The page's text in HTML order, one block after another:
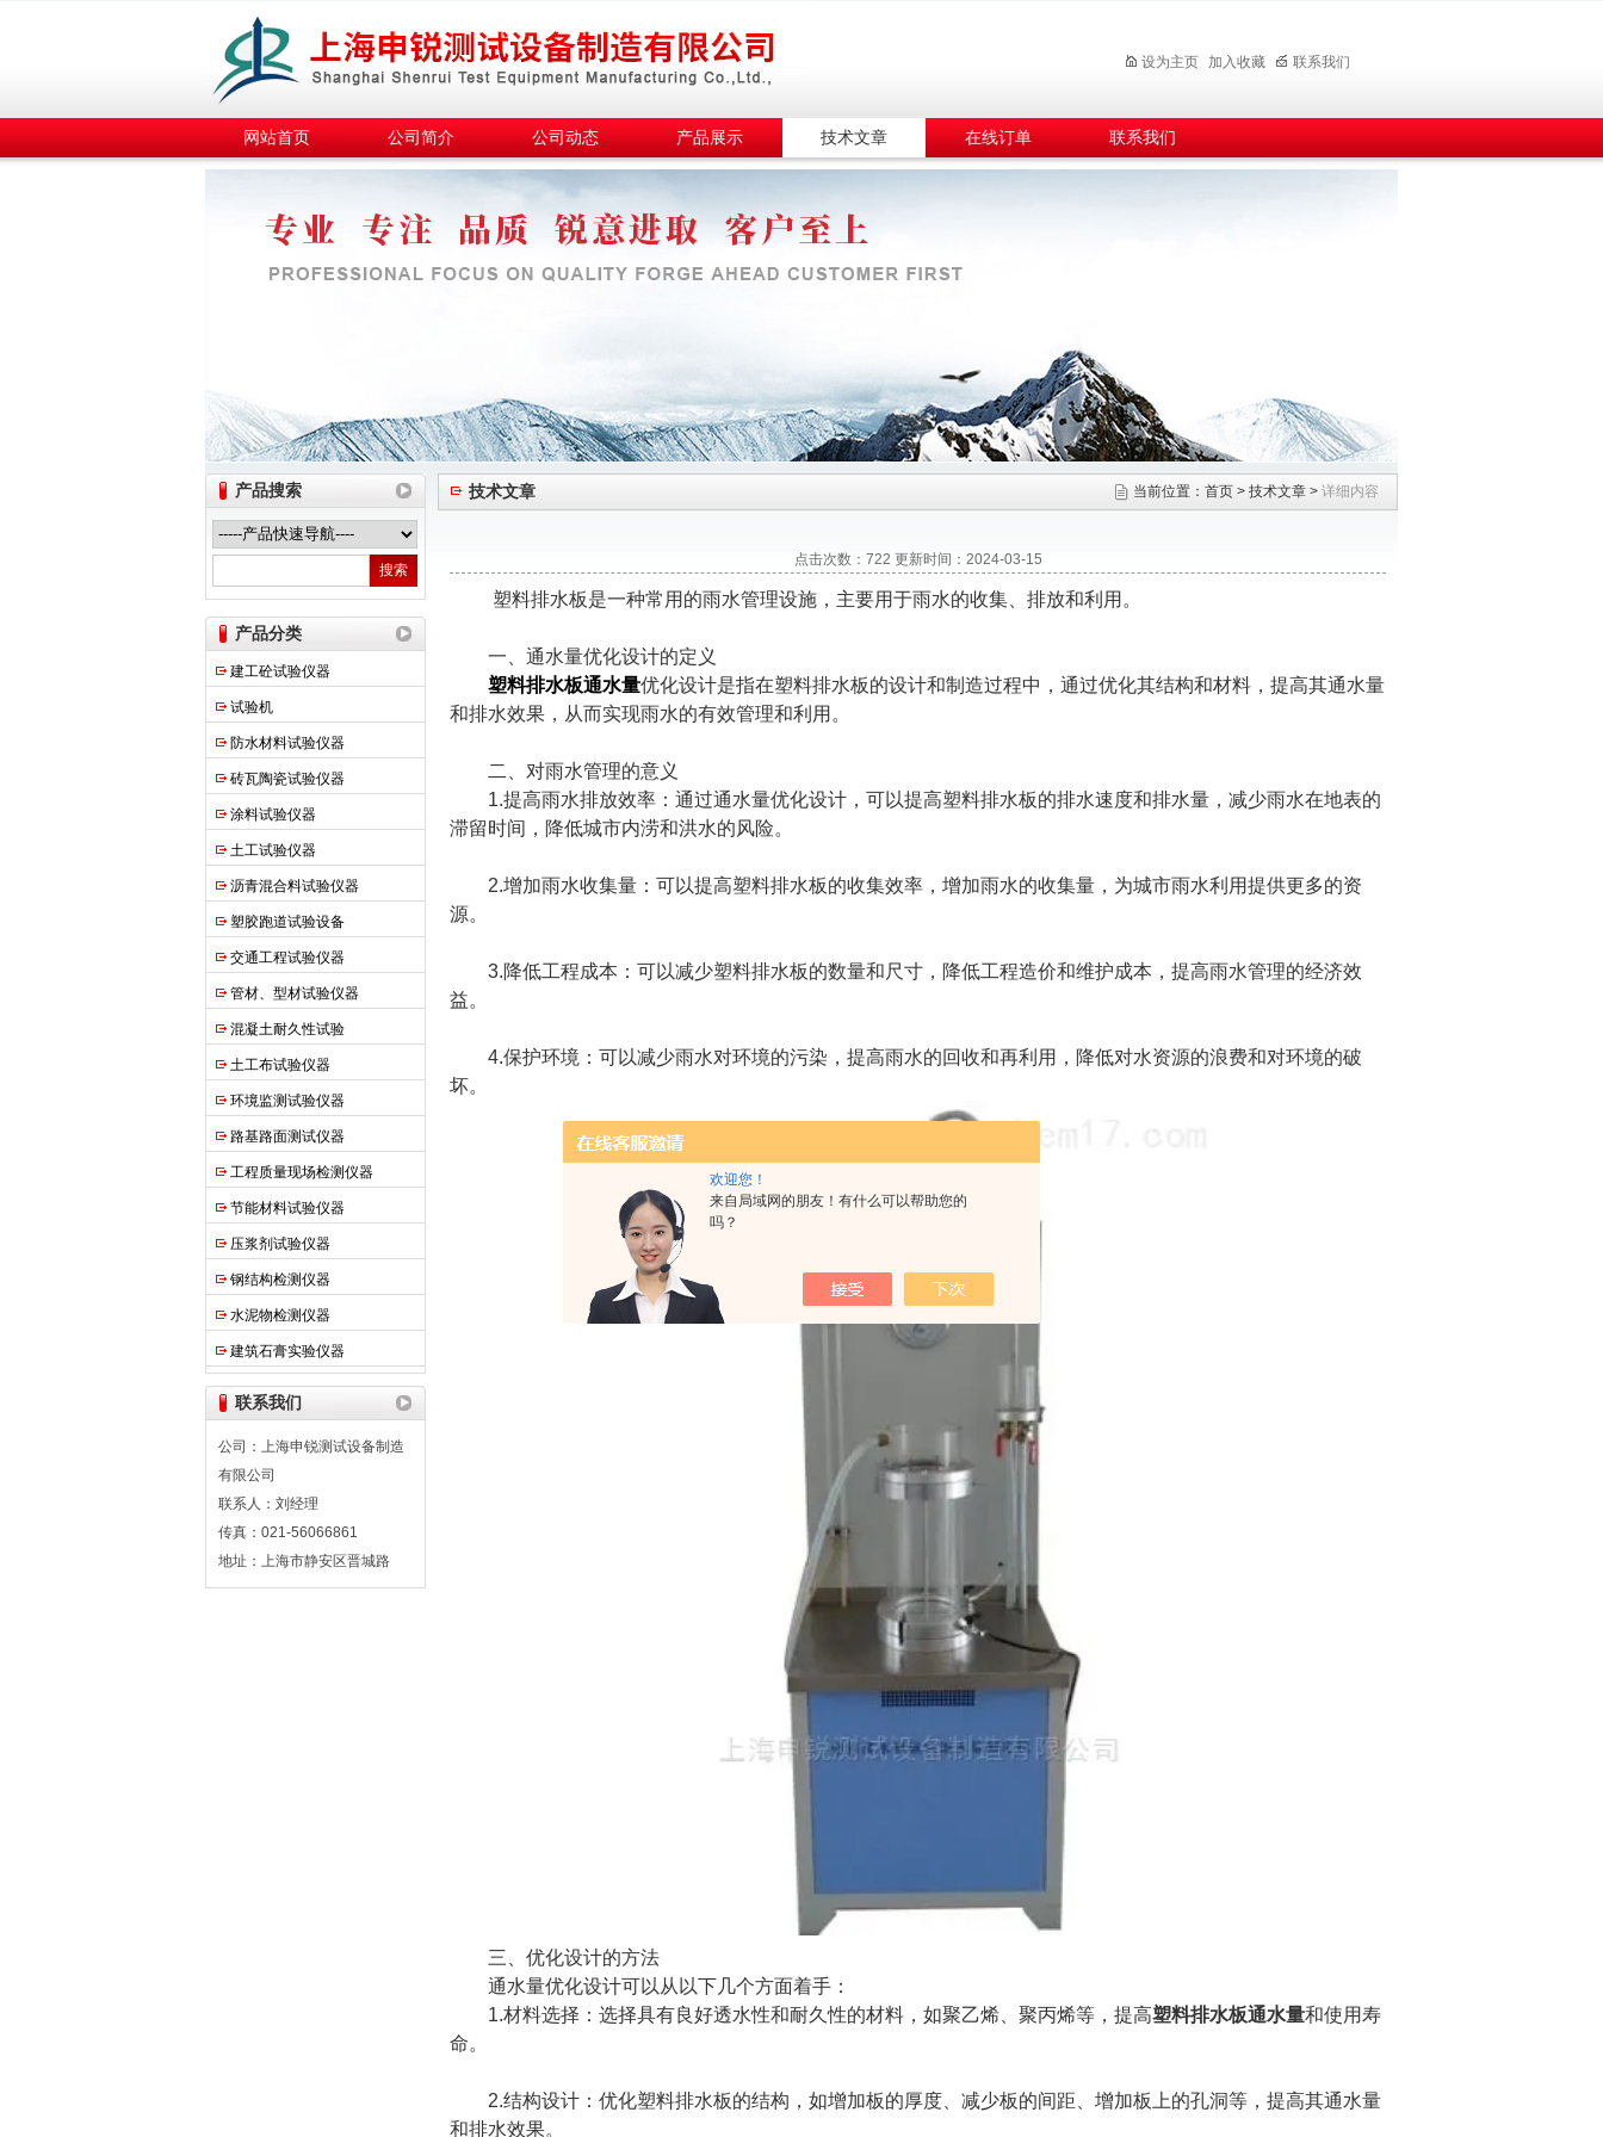
欢迎您！
来自局域网的朋友！有什么可以帮助您的
吗？
上海申锐测试设备制造有限公司
设为主页 加入收藏 联系我们
网站首页 公司简介 公司动态 产品展示 技术文章 在线订单 联系我们
产品搜索
产品分类
建工砼试验仪器
试验机
防水材料试验仪器
砖瓦陶瓷试验仪器
涂料试验仪器
土工试验仪器
沥青混合料试验仪器
塑胶跑道试验设备
交通工程试验仪器
管材、型材试验仪器
混凝土耐久性试验
土工布试验仪器
环境监测试验仪器
路基路面测试仪器
工程质量现场检测仪器
节能材料试验仪器
压浆剂试验仪器
钢结构检测仪器
水泥物检测仪器
建筑石膏实验仪器
联系我们
公司：上海申锐测试设备制造
有限公司
联系人：刘经理
传真：021-56066861
地址：上海市静安区晋城路
技术文章 当前位置： 首页 > 技术文章 > 详细内容
点击次数：722 更新时间：2024-03-15
塑料排水板是一种常用的雨水管理设施，主要用于雨水的收集、排放和利用。
一、通水量优化设计的定义
塑料排水板通水量优化设计是指在塑料排水板的设计和制造过程中，通过优化其结构和材料，提高其通水量
和排水效果，从而实现雨水的有效管理和利用。
二、对雨水管理的意义
1.提高雨水排放效率：通过通水量优化设计，可以提高塑料排水板的排水速度和排水量，减少雨水在地表的
滞留时间，降低城市内涝和洪水的风险。
2.增加雨水收集量：可以提高塑料排水板的收集效率，增加雨水的收集量，为城市雨水利用提供更多的资
源。
3.降低工程成本：可以减少塑料排水板的数量和尺寸，降低工程造价和维护成本，提高雨水管理的经济效
益。
4.保护环境：可以减少雨水对环境的污染，提高雨水的回收和再利用，降低对水资源的浪费和对环境的破
坏。
三、优化设计的方法
通水量优化设计可以从以下几个方面着手：
1.材料选择：选择具有良好透水性和耐久性的材料，如聚乙烯、聚丙烯等，提高塑料排水板通水量和使用寿
命。
2.结构设计：优化塑料排水板的结构，如增加板的厚度、减少板的间距、增加板上的孔洞等，提高其通水量
和排水效果。